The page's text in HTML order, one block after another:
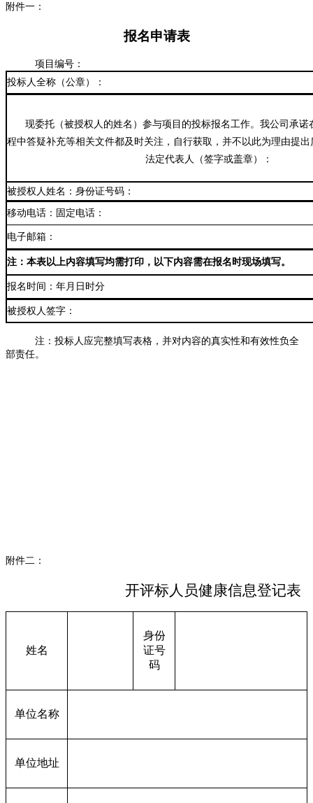
附件一：
报名申请表
项目编号：
投标人全称（公章）：
现委托（被授权人的姓名）参与项目的投标报名工作。我公司承诺
程中答疑补充等相关文件都及时关注，自行获取，并不以此为理由提出
法定代表人（签字或盖章）：
被授权人姓名：身份证号码：
移动电话：固定电话：
电子邮箱：
注：本表以上内容填写均需打印，以下内容需在报名时现场填写。
报名时间：年月日时分
被授权人签字：
注：投标人应完整填写表格，并对内容的真实性和有效性负全
部责任。
附件二：
开评标人员健康信息登记表
姓名
身份
证号
码
单位名称
单位地址